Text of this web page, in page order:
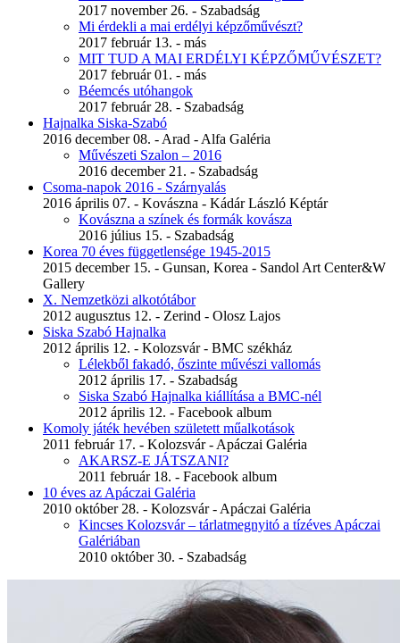
2017 november 26. - Szabadság
Mi érdekli a mai erdélyi képzőművészt?
2017 február 13. - más
MIT TUD A MAI ERDÉLYI KÉPZŐMŰVÉSZET?
2017 február 01. - más
Béemcés utóhangok
2017 február 28. - Szabadság
Hajnalka Siska-Szabó
2016 december 08. - Arad - Alfa Galéria
Művészeti Szalon – 2016
2016 december 21. - Szabadság
Csoma-napok 2016 - Szárnyalás
2016 április 07. - Kovászna - Kádár László Képtár
Kovászna a színek és formák kovásza
2016 július 15. - Szabadság
Korea 70 éves függetlensége 1945-2015
2015 december 15. - Gunsan, Korea - Sandol Art Center&W
Gallery
X. Nemzetközi alkotótábor
2012 augusztus 12. - Zerind - Olosz Lajos
Siska Szabó Hajnalka
2012 április 12. - Kolozsvár - BMC székház
Lélekből fakadó, őszinte művészi vallomás
2012 április 17. - Szabadság
Siska Szabó Hajnalka kiállítása a BMC-nél
2012 április 12. - Facebook album
Komoly játék hevében született műalkotások
2011 február 17. - Kolozsvár - Apáczai Galéria
AKARSZ-E JÁTSZANI?
2011 február 18. - Facebook album
10 éves az Apáczai Galéria
2010 október 28. - Kolozsvár - Apáczai Galéria
Kincses Kolozsvár – tárlatmegnyitó a tízéves Apáczai
Galériában
2010 október 30. - Szabadság